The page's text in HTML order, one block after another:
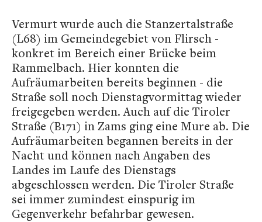
Vermurt wurde auch die Stanzertalstraße
(L68) im Gemeindegebiet von Flirsch -
konkret im Bereich einer Brücke beim
Rammelbach. Hier konnten die
Aufräumarbeiten bereits beginnen - die
Straße soll noch Dienstagvormittag wieder
freigegeben werden. Auch auf die Tiroler
Straße (B171) in Zams ging eine Mure ab. Die
Aufräumarbeiten begannen bereits in der
Nacht und können nach Angaben des
Landes im Laufe des Dienstags
abgeschlossen werden. Die Tiroler Straße
sei immer zumindest einspurig im
Gegenverkehr befahrbar gewesen.